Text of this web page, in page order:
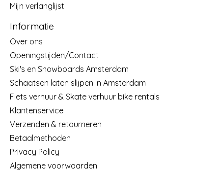
Mijn verlanglijst
Informatie
Over ons
Openingstijden/Contact
Ski's en Snowboards Amsterdam
Schaatsen laten slijpen in Amsterdam
Fiets verhuur & Skate verhuur bike rentals
Klantenservice
Verzenden & retourneren
Betaalmethoden
Privacy Policy
Algemene voorwaarden